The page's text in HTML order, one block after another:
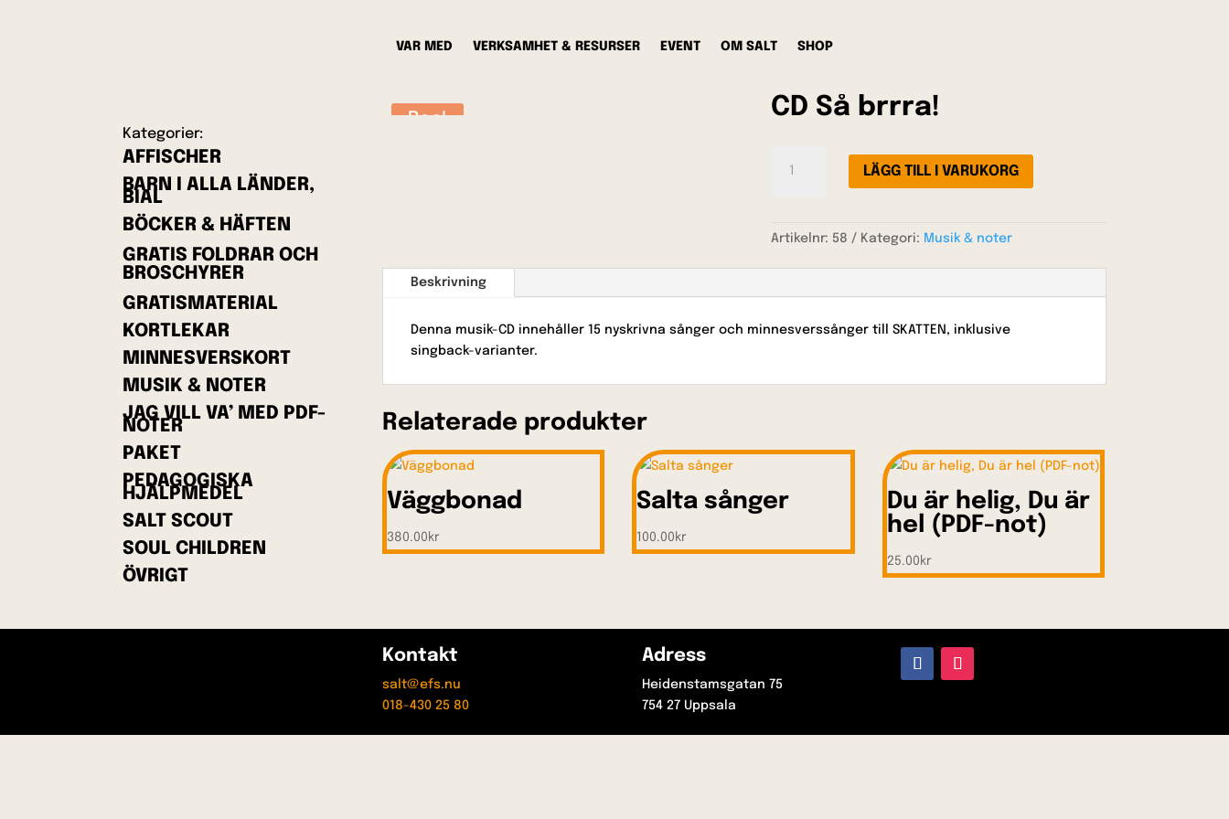
VAR MED VERKSAMHET & RESURSER EVENT OM SALT SHOP
Kategorier:
AFFISCHER
BARN I ALLA LÄNDER,
BIAL
BÖCKER & HÄFTEN
GRATIS FOLDRAR OCH
BROSCHYRER
GRATISMATERIAL
KORTLEKAR
MINNESVERSKORT
MUSIK & NOTER
JAG VILL VA’ MED PDF-
NOTER
PAKET
PEDAGOGISKA
HJÄLPMEDEL
SALT SCOUT
SOUL CHILDREN
ÖVRIGT
Rea! CD Så brrra!
LÄGG TILL I VARUKORG
Artikelnr: 58 Kategori: Musik & noter
Beskrivning
Denna musik-CD innehåller 15 nyskrivna sånger och minnesverssånger till SKATTEN, inklusive
singback-varianter.
Relaterade produkter
Väggbonad
380.00 kr
Salta sånger
100.00 kr
Du är helig, Du är
hel (PDF-not)
25.00 kr
Kontakt
salt@efs.nu
018-430 25 80
Adress
Heidenstamsgatan 75
754 27 Uppsala